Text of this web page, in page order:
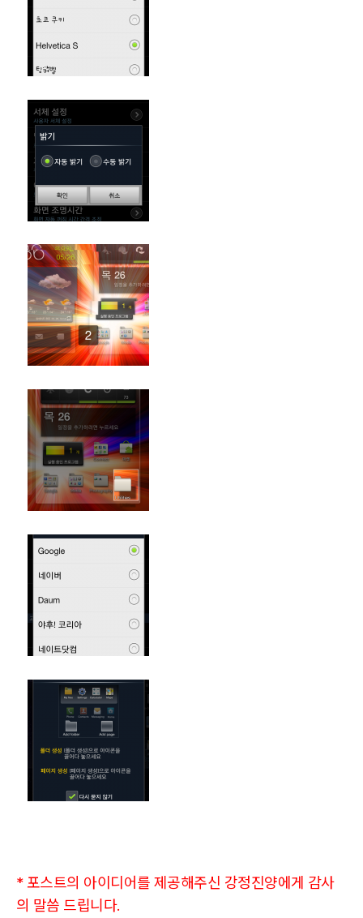
* 포스트의 아이디어를 제공해주신 강정진양에게 감사
의 말씀 드립니다.